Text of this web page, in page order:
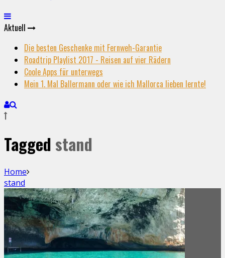
Aktuell
Die besten Geschenke mit Fernweh-Garantie
Roadtrip Playlist 2017 - Reisen auf vier Rädern
Coole Apps für unterwegs
Mein 1. Mal Ballermann oder wie ich Mallorca lieben lernte!
Taggedstand
Home
stand